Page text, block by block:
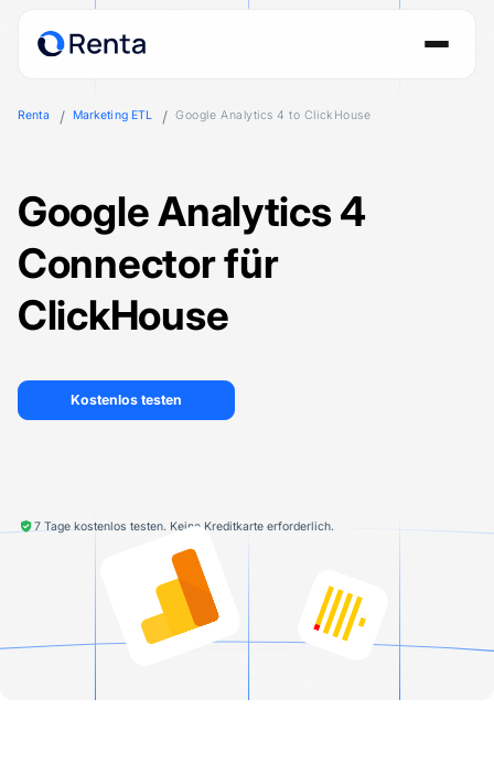
Renta Marketing ETL Google Analytics 4 to ClickHouse
Google Analytics 4
Connector für
ClickHouse
Kostenlos testen
7 Tage kostenlos testen. Keine Kreditkarte erforderlich.